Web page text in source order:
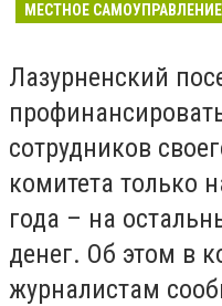
МЕСТНОЕ САМОУПРАВЛЕНИЕ
Лазурненский
сотрудников
комитета только
года – на
денег. Об этом в
журналистам